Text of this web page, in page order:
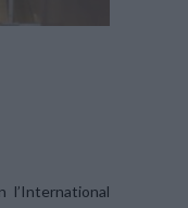
l’International